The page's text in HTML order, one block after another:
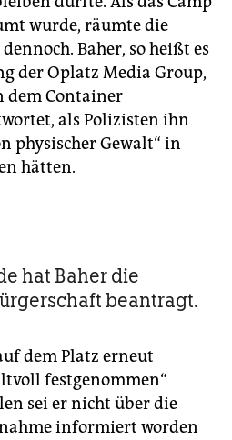
wurde, räumte die
Baher, so heißt es
der Oplatz Media Group,
dem Container
als Polizisten ihn
physischer Gewalt“ in
hätten.
hat Baher die
beantragt.
dem Platz erneut
festgenommen“
sei er nicht über die
informiert worden